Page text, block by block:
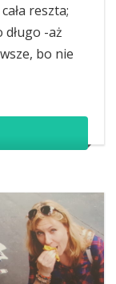
reszta;
-aż
bo nie